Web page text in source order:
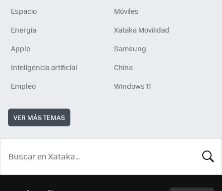
Espacio
Móviles
Energía
Xataka Movilidad
Apple
Samsung
Inteligencia artificial
China
Empleo
Windows 11
VER MÁS TEMAS